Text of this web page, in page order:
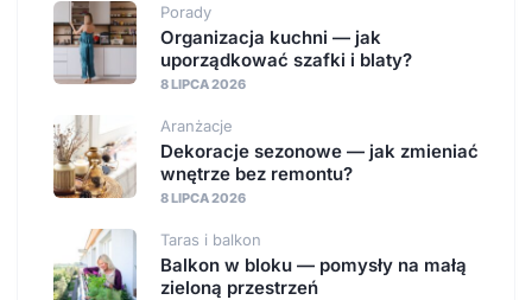
Porady
Organizacja kuchni — jak
uporządkować szafki i blaty?
8 LIPCA 2026
Aranżacje
Dekoracje sezonowe — jak zmieniać
wnętrze bez remontu?
8 LIPCA 2026
Taras i balkon
Balkon w bloku — pomysły na małą
zieloną przestrzeń